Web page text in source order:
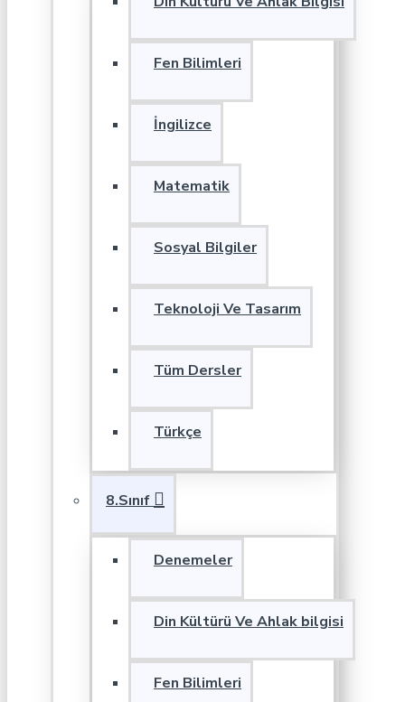
Fen Bilimleri
İngilizce
Matematik
Sosyal Bilgiler
Teknoloji Ve Tasarım
Tüm Dersler
Türkçe
8.Sınıf
Denemeler
Din Kültürü Ve Ahlak bilgisi
Fen Bilimleri